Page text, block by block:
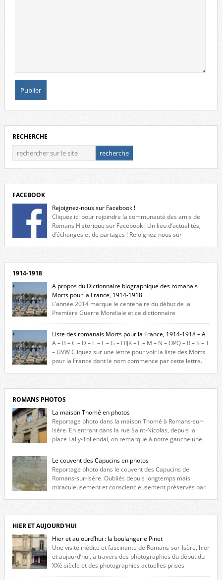
RECHERCHE
FACEBOOK
Rejoignez-nous sur Facebook !
Cliquez ici pour rejoindre la communauté des amis de
Romans Historique sur Facebook ! Un lieu d’actualités,
d’échanges et de partages ! Rejoignez-nous sur
1914-1918
A propos du Dictionnaire biographique des romanais
Morts pour la France, 1914-1918
L’année 2014 marque le centenaire du début de la
Première Guerre Mondiale et ce dictionnaire
biographique veut rendre hommage aux romanais Morts pour la
France durant ce conflit. La base de cette recherche historique est
constituée des noms gravés sur les plaques commémoratives de
l’Hôtel de Ville, du lycée du Dauphiné et du lycée Triboulet, […]
Liste des romanais Morts pour la France, 1914-1918 – A
A – B – C – D – E – F – G – HIJK – L – M – N – OPQ – R – S – T
– UVW Cliquez sur une lettre pour voir la liste des Morts
pour la France dont le nom commence par cette lettre.
ROMANS PHOTOS
La maison Thomé en photos
Reportage photo dans la maison Thomé à Romans-sur-
Isère. En entrant dans la rue Saint-Nicolas, depuis la
place Lally-Tollendal, on remarque à notre gauche une
maison construite au XVIè siècle. Les deux façades sont ornées de
fenêtres jumelles à meneaux. Entre ces deux étages, on peut voir une
niche qui contient une statue de la Vierge. […]
Le couvent des Capucins en photos
Reportage photo dans le couvent des Capucins de
Romans-sur-Isère. Oubliés depuis longtemps mais
miraculeusement et consciencieusement préservés par
l’histoire de la redécouverte de vestiges du couvent des Capucins ! Petit
retour sur l’histoire […]
HIER ET AUJOURD'HUI
Hier et aujourd’hui : la boulangerie Pinet
Une visite inédite et fascinante de Romans-sur-Isère, hier
et aujourd’hui, à travers des photographies du début du
XXè siècle et des photographies actuelles prises
exactement dans le même cadre ! A l’angle de la place Jean Jaurès et de